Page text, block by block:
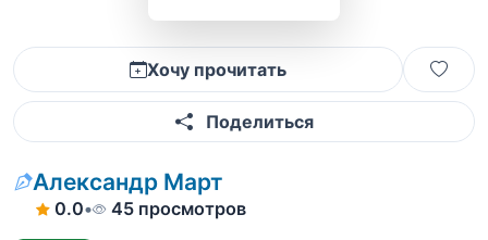
Хочу прочитать
Поделиться
Александр Март
0.0• 45 просмотров